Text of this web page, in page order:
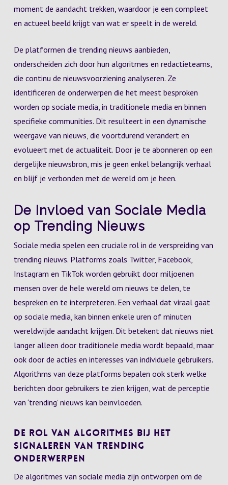
moment de aandacht trekken, waardoor je een compleet
en actueel beeld krijgt van wat er speelt in de wereld.
De platformen die trending nieuws aanbieden,
onderscheiden zich door hun algoritmes en redactieteams,
die continu de nieuwsvoorziening analyseren. Ze
identificeren de onderwerpen die het meest besproken
worden op sociale media, in traditionele media en binnen
specifieke communities. Dit resulteert in een dynamische
weergave van nieuws, die voortdurend verandert en
evolueert met de actualiteit. Door je te abonneren op een
dergelijke nieuwsbron, mis je geen enkel belangrijk verhaal
en blijf je verbonden met de wereld om je heen.
De Invloed van Sociale Media
op Trending Nieuws
Sociale media spelen een cruciale rol in de verspreiding van
trending nieuws. Platforms zoals Twitter, Facebook,
Instagram en TikTok worden gebruikt door miljoenen
mensen over de hele wereld om nieuws te delen, te
bespreken en te interpreteren. Een verhaal dat viraal gaat
op sociale media, kan binnen enkele uren of minuten
wereldwijde aandacht krijgen. Dit betekent dat nieuws niet
langer alleen door traditionele media wordt bepaald, maar
ook door de acties en interesses van individuele gebruikers.
Algorithms van deze platforms bepalen ook sterk welke
berichten door gebruikers te zien krijgen, wat de perceptie
van ‘trending’ nieuws kan beïnvloeden.
De Rol van Algoritmes bij het
Signaleren van Trending
Onderwerpen
De algoritmes van sociale media zijn ontworpen om de